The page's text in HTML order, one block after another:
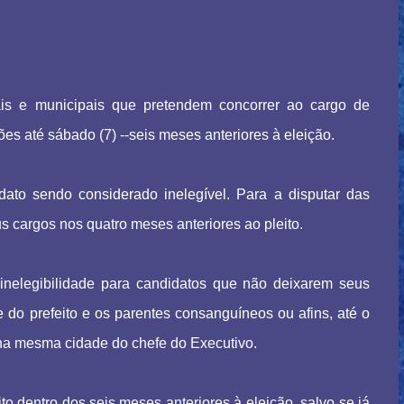
e municipais que pretendem concorrer ao cargo de
até sábado (7) --seis meses anteriores à eleição.
sendo considerado inelegível. Para a disputar das
cargos nos quatro meses anteriores ao pleito.
para candidatos que não deixarem seus
prefeito e os parentes consanguíneos ou afins, até o
mesma cidade do chefe do Executivo.